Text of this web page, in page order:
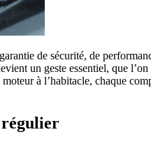
de sécurité, de
un geste essentiel, que
à l’habitacle, chaque
régulier